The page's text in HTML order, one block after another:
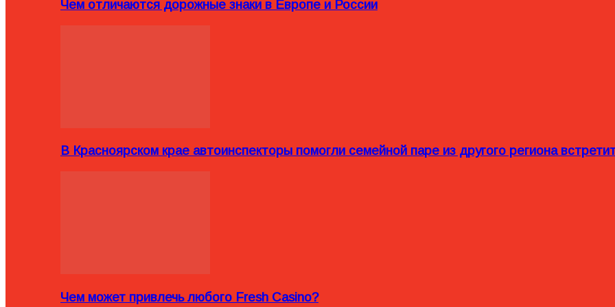
Чем отличаются дорожные знаки в Европе и России
В Красноярском крае автоинспекторы помогли семейной паре из другого региона
Чем может привлечь любого Fresh Casino?